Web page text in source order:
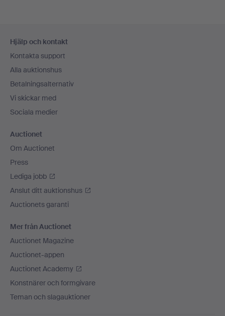
Hjälp och kontakt
Kontakta support
Alla auktionshus
Betalningsalternativ
Vi skickar med
Sociala medier
Auctionet
Om Auctionet
Press
Lediga jobb
Anslut ditt auktionshus
Auctionets garanti
Mer från Auctionet
Auctionet Magazine
Auctionet-appen
Auctionet Academy
Konstnärer och formgivare
Teman och slagauktioner